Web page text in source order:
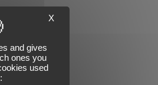
78 rue Carnot
74000 ANNECY
(0)4 50 57 07 91
info@compaut.com
X
and gives
ones you
used